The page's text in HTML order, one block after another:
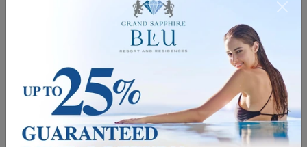
ABSENDEN